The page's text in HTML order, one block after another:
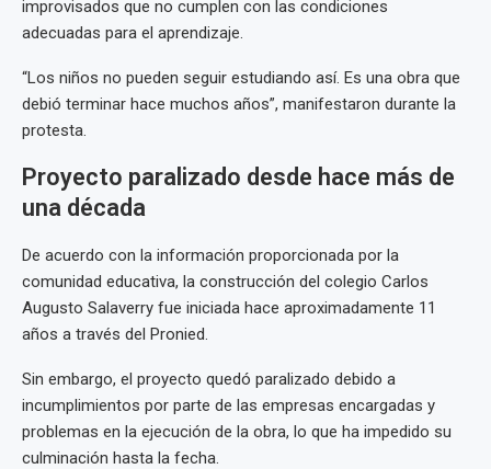
improvisados que no cumplen con las condiciones
adecuadas para el aprendizaje.
“Los niños no pueden seguir estudiando así. Es una obra que
debió terminar hace muchos años”, manifestaron durante la
protesta.
Proyecto paralizado desde hace más de
una década
De acuerdo con la información proporcionada por la
comunidad educativa, la construcción del colegio Carlos
Augusto Salaverry fue iniciada hace aproximadamente 11
años a través del Pronied.
Sin embargo, el proyecto quedó paralizado debido a
incumplimientos por parte de las empresas encargadas y
problemas en la ejecución de la obra, lo que ha impedido su
culminación hasta la fecha.